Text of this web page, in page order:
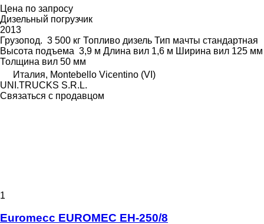
Цена по запросу
Дизельный погрузчик
2013
Грузопод. 3 500 кг Топливо дизель Тип мачты стандартная
Высота подъема 3,9 м Длина вил 1,6 м Ширина вил 125 мм
Толщина вил 50 мм
Италия, Montebello Vicentino (VI)
UNI.TRUCKS S.R.L.
Связаться с продавцом
1
Euromecc EUROMEC EH-250/8